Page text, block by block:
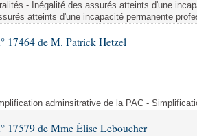
des lois
orales
débats
- Inégalité des assurés atteints d'une
atteints d'une incapacité permanente
17464 de M. Patrick Hetzel
adminsitrative de la PAC -
17579 de Mme Élise Leboucher